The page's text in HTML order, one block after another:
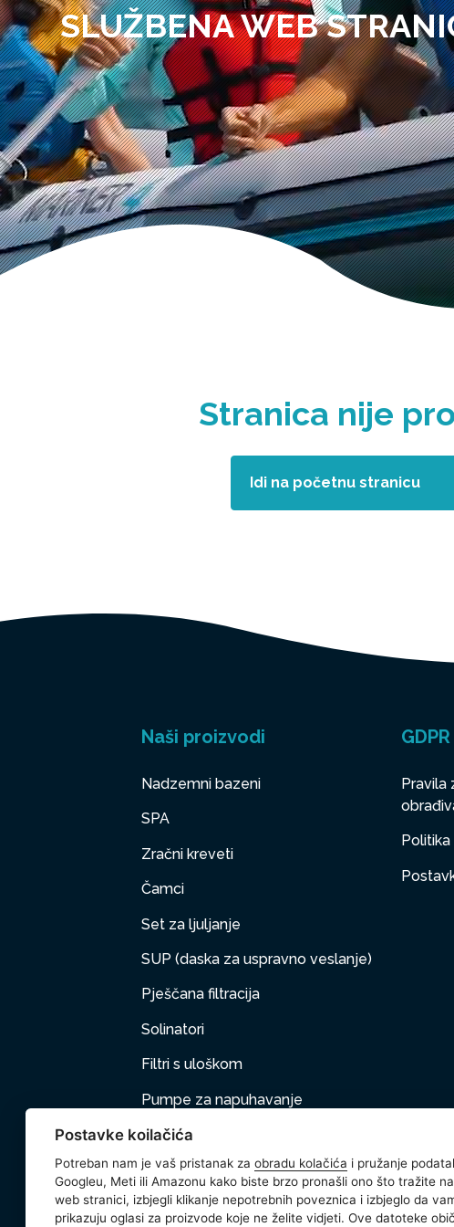
SLUŽBENA WEB
Stranica nije
Idi na početnu stranicu
Naši proizvodi
Nadzemni bazeni
SPA
Zračni kreveti
Čamci
Set za ljuljanje
SUP (daska za uspravno veslanje)
Pješčana filtracija
Solinatori
Filtri s uloškom
Pumpe za napuhavanje
Namještaj na napuhivanje
PET
Dodatna oprema
Pravila
Postavke koilačića
Potreban nam je vaš pristanak za obradu kolačića i pružanje
Googleu, Meti ili Amazonu kako biste brzo pronašli ono što tražite
web stranici, izbjegli klikanje nepotrebnih poveznica i izbjeglo da
prikazuju oglasi za proizvode koje ne želite vidjeti. Ove datoteke